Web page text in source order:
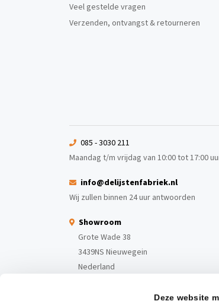
Deze website
Veel gestelde vragen
Verzenden, ontvangst & retourneren
085 - 3030 211
Maandag t/m vrijdag van 10:00 tot 17:00
info@delijstenfabriek.nl
Wij zullen binnen 24 uur antwoorden
Showroom
Grote Wade 38
3439NS Nieuwegein
Nederland